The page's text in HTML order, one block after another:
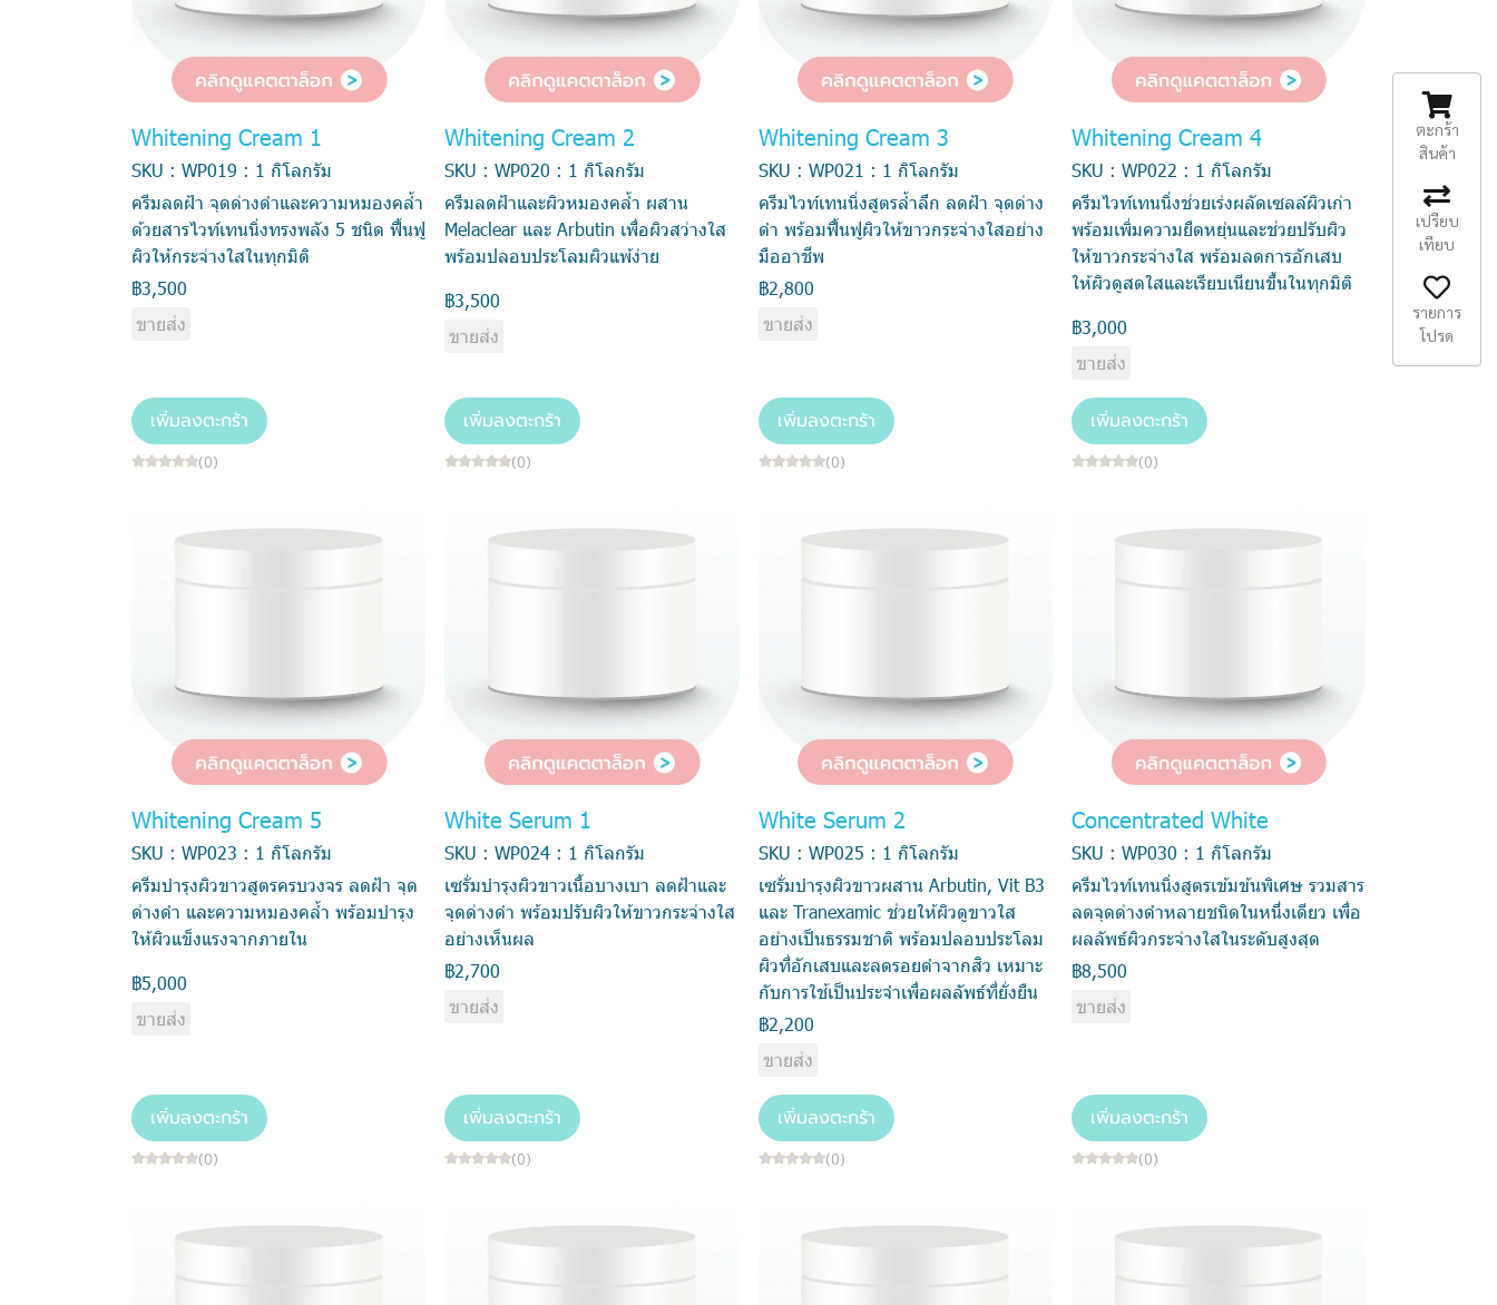
Whitening Cream 1
SKU : WP019 : 1 กิโลกรัม
ครีมลดฝ้า จุดด่างดำและความหมองคล้ำ
ด้วยสารไวท์เทนนิ่งทรงพลัง 5 ชนิด ฟื้นฟู
ผิวให้กระจ่างใสในทุกมิติ
฿3,500
ขายส่ง
เพิ่มลงตะกร้า
(0)
Whitening Cream 2
SKU : WP020 : 1 กิโลกรัม
ครีมลดฝ้าและผิวหมองคล้ำ ผสาน
Melaclear และ Arbutin เพื่อผิวสว่างใส
พร้อมปลอบประโลมผิวแพ้ง่าย
฿3,500
ขายส่ง
เพิ่มลงตะกร้า
(0)
Whitening Cream 3
SKU : WP021 : 1 กิโลกรัม
ครีมไวท์เทนนิ่งสูตรล้ำลึก ลดฝ้า จุดด่าง
ดำ พร้อมฟื้นฟูผิวให้ขาวกระจ่างใสอย่าง
มืออาชีพ
฿2,800
ขายส่ง
เพิ่มลงตะกร้า
(0)
Whitening Cream 4
SKU : WP022 : 1 กิโลกรัม
ครีมไวท์เทนนิ่งช่วยเร่งผลัดเซลล์ผิวเก่า
พร้อมเพิ่มความยืดหยุ่นและช่วยปรับผิว
ให้ขาวกระจ่างใส พร้อมลดการอักเสบ
ให้ผิวดูสดใสและเรียบเนียนขึ้นในทุกมิติ
฿3,000
ขายส่ง
เพิ่มลงตะกร้า
(0)
Whitening Cream 5
SKU : WP023 : 1 กิโลกรัม
ครีมบำรุงผิวขาวสูตรครบวงจร ลดฝ้า จุด
ด่างดำ และความหมองคล้ำ พร้อมบำรุง
ให้ผิวแข็งแรงจากภายใน
฿5,000
ขายส่ง
เพิ่มลงตะกร้า
(0)
White Serum 1
SKU : WP024 : 1 กิโลกรัม
เซรั่มบำรุงผิวขาวเนื้อบางเบา ลดฝ้าและ
จุดด่างดำ พร้อมปรับผิวให้ขาวกระจ่างใส
อย่างเห็นผล
฿2,700
ขายส่ง
เพิ่มลงตะกร้า
(0)
White Serum 2
SKU : WP025 : 1 กิโลกรัม
เซรั่มบำรุงผิวขาวผสาน Arbutin, Vit B3
และ Tranexamic ช่วยให้ผิวดูขาวใส
อย่างเป็นธรรมชาติ พร้อมปลอบประโลม
ผิวที่อักเสบและลดรอยดำจากสิว เหมาะ
กับการใช้เป็นประจำเพื่อผลลัพธ์ที่ยั่งยืน
฿2,200
ขายส่ง
เพิ่มลงตะกร้า
(0)
Concentrated White
SKU : WP030 : 1 กิโลกรัม
ครีมไวท์เทนนิ่งสูตรเข้มข้นพิเศษ รวมสาร
ลดจุดด่างดำหลายชนิดในหนึ่งเดียว เพื่อ
ผลลัพธ์ผิวกระจ่างใสในระดับสูงสุด
฿8,500
ขายส่ง
เพิ่มลงตะกร้า
(0)
ตะกร้า
สินค้า
เปรียบ
เทียบ
รายการ
โปรด